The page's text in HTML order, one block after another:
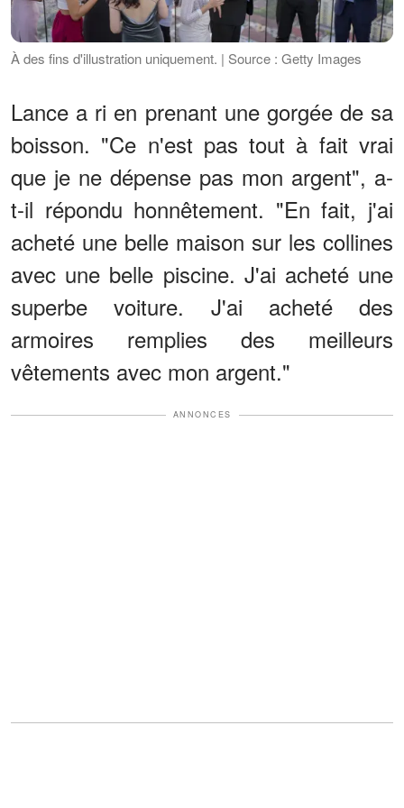
À des fins d'illustration uniquement. | Source : Getty Images
Lance a ri en prenant une gorgée de sa
boisson. "Ce n'est pas tout à fait vrai
que je ne dépense pas mon argent", a-
t-il répondu honnêtement. "En fait, j'ai
acheté une belle maison sur les collines
avec une belle piscine. J'ai acheté une
superbe voiture. J'ai acheté des
armoires remplies des meilleurs
vêtements avec mon argent."
ANNONCES